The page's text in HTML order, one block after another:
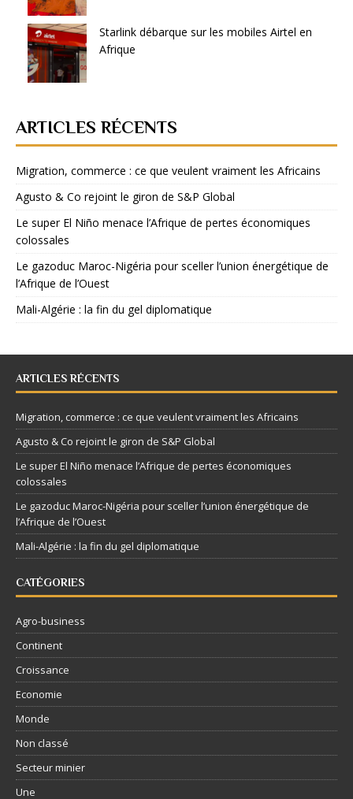
Starlink débarque sur les mobiles Airtel en
Afrique
ARTICLES RÉCENTS
Migration, commerce : ce que veulent vraiment les Africains
Agusto & Co rejoint le giron de S&P Global
Le super El Niño menace l’Afrique de pertes économiques
colossales
Le gazoduc Maroc-Nigéria pour sceller l’union énergétique de
l’Afrique de l’Ouest
Mali-Algérie : la fin du gel diplomatique
ARTICLES RÉCENTS
Migration, commerce : ce que veulent vraiment les Africains
Agusto & Co rejoint le giron de S&P Global
Le super El Niño menace l’Afrique de pertes économiques
colossales
Le gazoduc Maroc-Nigéria pour sceller l’union énergétique de
l’Afrique de l’Ouest
Mali-Algérie : la fin du gel diplomatique
CATÉGORIES
Agro-business
Continent
Croissance
Economie
Monde
Non classé
Secteur minier
Une